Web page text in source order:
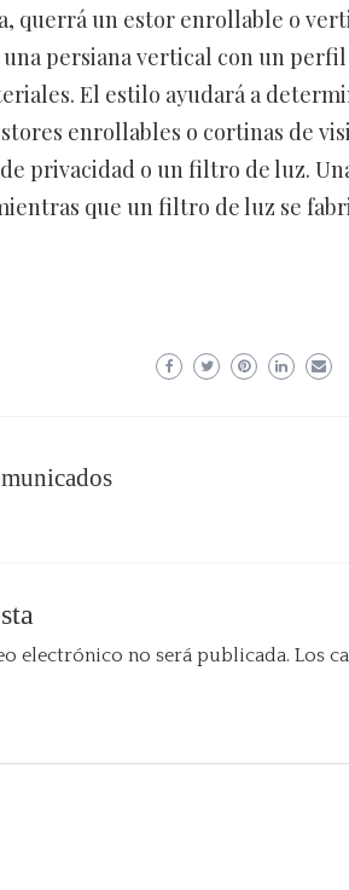
querrá un estor enrollable o
persiana vertical con un
El estilo ayudará a
enrollables o cortinas de
privacidad o un filtro de luz.
que un filtro de luz se
electrónico no será publicada. Los